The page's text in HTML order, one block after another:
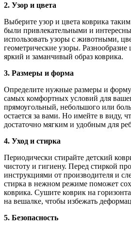
2. Узор и цвета
Выберите узор и цвета коврика
были привлекательными и
использовать узоры с животными,
геометрические узоры. Разнообразие
яркий и заманчивый образ коврика.
3. Размеры и форма
Определите нужные размеры и форму
самых комфортных условий для
прямоугольный, небольшого или
остается за вами. Но имейте в виду,
достаточно мягким и удобным для
4. Уход и стирка
Периодически стирайте детский
чистоту и гигиену. Перед стиркой
инструкциями от производителя и
стирка в нежном режиме поможет
коврика. Сушите коврик на
на вешалке, чтобы избежать
5. Безопасность